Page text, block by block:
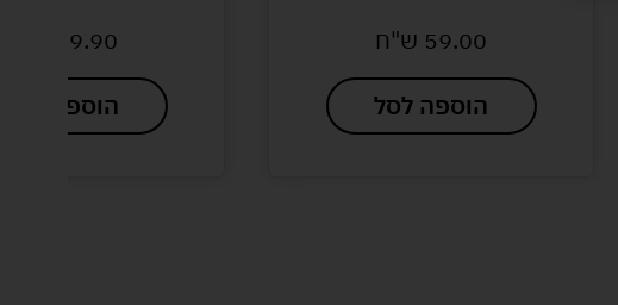
59.00 ש"ח
הוספה לסל
79.90
הוספה לסל